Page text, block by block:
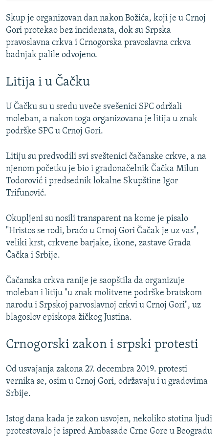
Skup je organizovan dan nakon Božića, koji je u Crnoj
Gori protekao bez incidenata, dok su Srpska
pravoslavna crkva i Crnogorska pravoslavna crkva
badnjak palile odvojeno.
Litija i u Čačku
U Čačku su u sredu uveče svešenici SPC održali
moleban, a nakon toga organizovana je litija u znak
podrške SPC u Crnoj Gori.
Litiju su predvodili svi sveštenici čačanske crkve, a na
njenom početku je bio i gradonačelnik Čačka Milun
Todorović i predsednik lokalne Skupštine Igor
Trifunović.
Okupljeni su nosili transparent na kome je pisalo
"Hristos se rodi, braćo u Crnoj Gori Čačak je uz vas",
veliki krst, crkvene barjake, ikone, zastave Grada
Čačka i Srbije.
Čačanska crkva ranije je saopštila da organizuje
moleban i litiju "u znak molitvene podrške bratskom
narodu i Srpskoj parvoslavnoj crkvi u Crnoj Gori", uz
blagoslov episkopa žičkog Justina.
Crnogorski zakon i srpski protesti
Od usvajanja zakona 27. decembra 2019. protesti
vernika se, osim u Crnoj Gori, održavaju i u gradovima
Srbije.
Istog dana kada je zakon usvojen, nekoliko stotina ljudi
protestovalo je ispred Ambasade Crne Gore u Beogradu